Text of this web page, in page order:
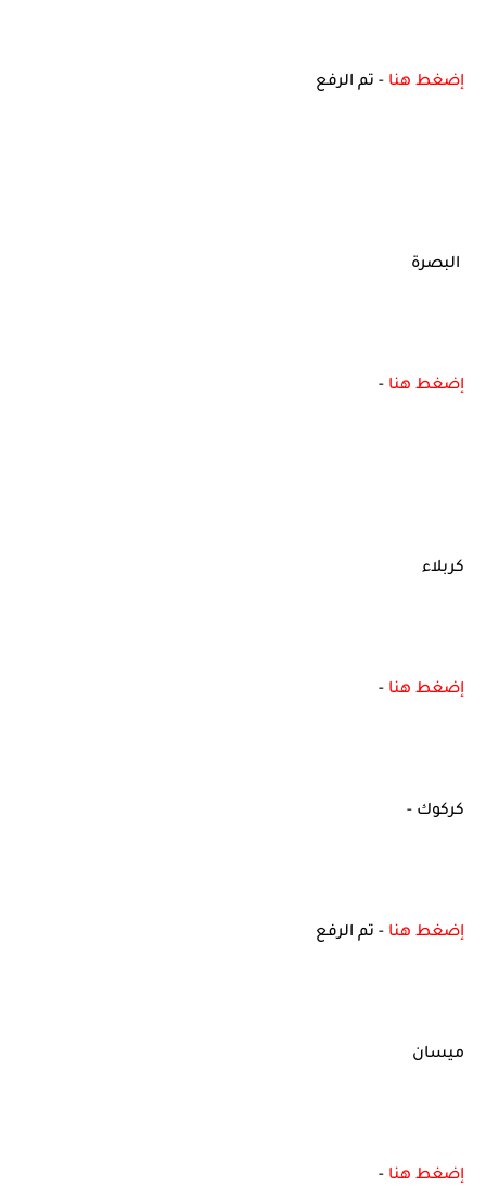
إضغط هنا - تم الرفع
البصرة
إضغط هنا -
كربلاء
إضغط هنا -
كركوك -
إضغط هنا - تم الرفع
ميسان
إضغط هنا -